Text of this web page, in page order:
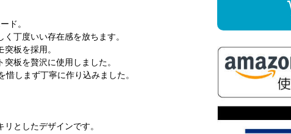
ド。
丁度いい存在感を放ちます。
板を採用。
板を贅沢に使用しました。
しまず丁寧に作り込みました。
としたデザインです。